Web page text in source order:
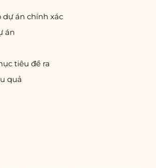
dự án chính xác
án
tiêu đề ra
quả